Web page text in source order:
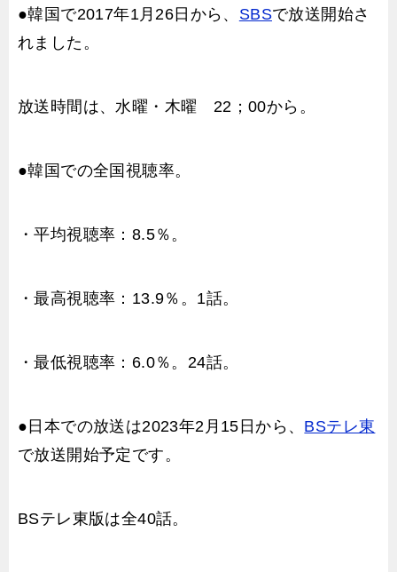
●韓国で2017年1月26日から、 SBSで放送開始さ
れました。
放送時間は、水曜・木曜 22；00から。
●韓国での全国視聴率。
・平均視聴率：8.5％。
・最高視聴率：13.9％。1話。
・最低視聴率：6.0％。24話。
●日本での放送は2023年2月15日から、 BSテレ東
で放送開始予定です。
BSテレ東版は全40話。